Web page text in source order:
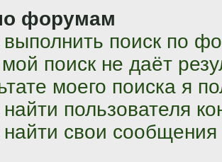
форумам
выполнить поиск по
поиск не даёт
моего поиска я
пользователя
найти свои